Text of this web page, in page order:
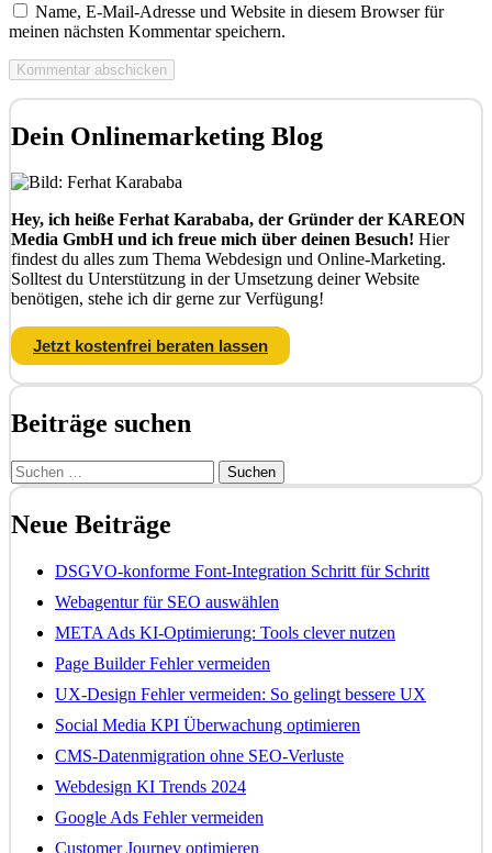
Name, E-Mail-Adresse und Website in diesem Browser für
meinen nächsten Kommentar speichern.
Dein Onlinemarketing Blog
Hey, ich heiße Ferhat Karababa, der Gründer der KAREON
Media GmbH und ich freue mich über deinen Besuch! Hier
findest du alles zum Thema Webdesign und Online-Marketing.
Solltest du Unterstützung in der Umsetzung deiner Website
benötigen, stehe ich dir gerne zur Verfügung!
Jetzt kostenfrei beraten lassen
Beiträge suchen
Suchen
nach:
Neue Beiträge
DSGVO-konforme Font-Integration Schritt für Schritt
Webagentur für SEO auswählen
META Ads KI-Optimierung: Tools clever nutzen
Page Builder Fehler vermeiden
UX-Design Fehler vermeiden: So gelingt bessere UX
Social Media KPI Überwachung optimieren
CMS-Datenmigration ohne SEO-Verluste
Webdesign KI Trends 2024
Google Ads Fehler vermeiden
Customer Journey optimieren